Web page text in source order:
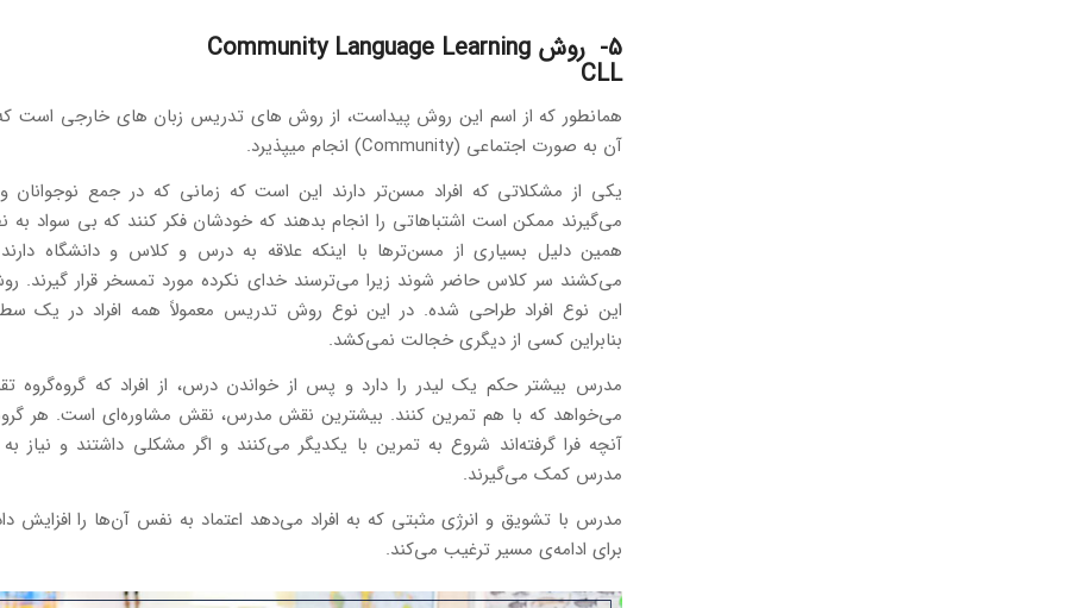
5- روش Community Language Learning
CLL
همانطور که از اسم این روش پیداست، از روش های تدریس زبان های خارجی است
آن به صورت اجتماعی (Community) انجام میپذیرد.
یکی از مشکلاتی که افراد مسن‌تر دارند این است که زمانی که در جمع نوجوانان و
می‌گیرند ممکن است اشتباهاتی را انجام بدهند که خودشان فکر کنند که بی سواد به
همین دلیل بسیاری از مسن‌ترها با اینکه علاقه به درس و کلاس و دانشگاه
این نوع افراد طراحی شده. در این نوع روش تدریس معمولاً همه افراد در یک
بنابراین کسی از دیگری خجالت نمی‌کشد.
مدرس بیشتر حکم یک لیدر را دارد و پس از خواندن درس، از افراد که گروه‌گروه
می‌خواهد که با هم تمرین کنند. بیشترین نقش مدرس، نقش مشاوره‌ای است. هر
آنچه فرا گرفته‌اند شروع به تمرین با یکدیگر می‌کنند و اگر مشکلی داشتند و نیاز
مدرس کمک می‌گیرند.
مدرس با تشویق و انرژی مثبتی که به افراد می‌دهد اعتماد به نفس آن‌ها را افزایش
برای ادامه‌ی مسیر ترغیب می‌کند.